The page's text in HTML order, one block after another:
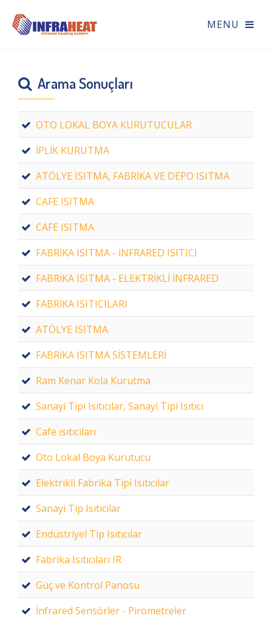
Arama Sonuçları
OTO LOKAL BOYA KURUTUCULAR
İPLİK KURUTMA
ATÖLYE ISITMA, FABRİKA VE DEPO ISITMA
CAFE ISITMA
CAFE ISITMA
FABRİKA ISITMA - İNFRARED ISITICI
FABRİKA ISITMA - ELEKTRİKLİ İNFRARED
FABRİKA ISITICILARI
ATÖLYE ISITMA
FABRİKA ISITMA SİSTEMLERİ
Ram Kenar Kola Kurutma
Sanayi Tipi Isıtıcılar, Sanayi Tipi Isıtıcı
Cafe ısıtıcıları
Oto Lokal Boya Kurutucu
Elektrikli Fabrika Tipi Isıtıcılar
Sanayi Tip Isıtıcılar
Endüstriyel Tip Isıtıcılar
Fabrika Isıtıcıları IR
Güç ve Kontrol Panosu
İnfrared Sensörler - Pirometreler